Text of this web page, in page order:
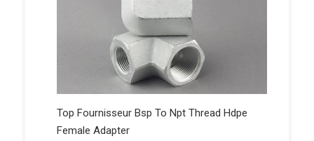
Top Fournisseur Bsp To Npt Thread Hdpe
Female Adapter